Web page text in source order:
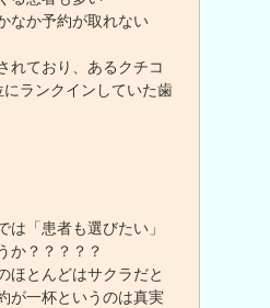
なか予約が取れない
れており、あるクチコ
にランクインしていた歯
は「患者も選びたい」
か？？？？？
ほとんどはサクラだと
が一杯というのは真実